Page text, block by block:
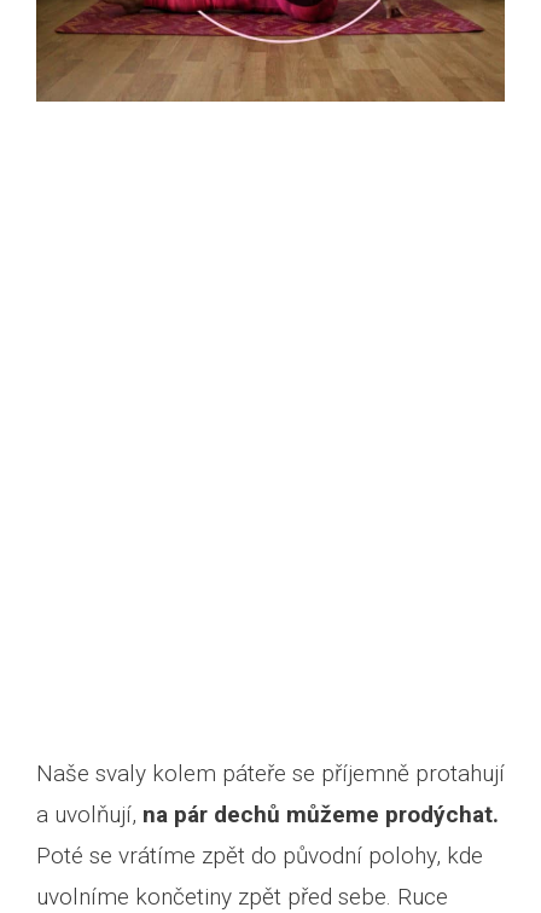
Naše svaly kolem páteře se příjemně protahují
a uvolňují, na pár dechů můžeme prodýchat.
Poté se vrátíme zpět do původní polohy, kde
uvolníme končetiny zpět před sebe. Ruce